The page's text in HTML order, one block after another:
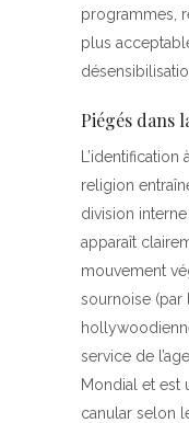
programmes,
plus
Piégés dans
religion
division interne
apparaît
mouvement
sournoise (par
service de
Mondial et est
canular selon